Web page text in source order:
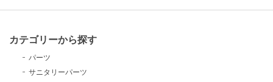
カテゴリーから探す
パーツ
サニタリーパーツ